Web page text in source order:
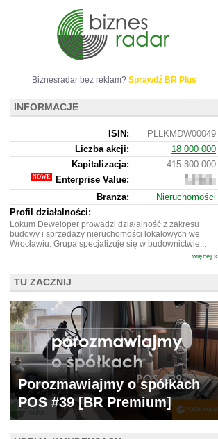
Biznesradar bez reklam? Sprawdź BR Plus
INFORMACJE
ISIN:
PLLKMDW00049
Liczba akcji:
18 000 000
Kapitalizacja:
415 800 000
Enterprise Value:
933
000
Branża:
Nieruchomości
Profil działalności:
Lokum Deweloper prowadzi działalność z zakresu
budowy i sprzedaży nieruchomości lokalowych we
Wrocławiu. Grupa specjalizuje się w budownictwie...
więcej »
TU ZACZNIJ
Porozmawiajmy o spółkach
POS #39 [BR Premium]